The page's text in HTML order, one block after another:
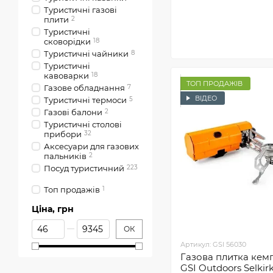
ТОП ПРОДАЖІВ
ВІДЕО
Артикул: GSI 56030
Газова плитка
GSI Outdoors
Туристичні газові
плити 2
Туристичні
сковорідки 18
Туристичні чайники 8
Туристичні
кавоварки 18
Газове обладнання 7
Туристичні термоси 5
Газові балони 2
Туристичні столові
прибори 32
Аксесуари для газових
пальників 2
Посуд туристичний 223
вина 6
пляшки для води
Туристичні набори для
пікніка
34
Туристичні аксесуари
Топ продажів 1
Ціна, грн
Від Ціна, грн
До Ціна, грн ОК